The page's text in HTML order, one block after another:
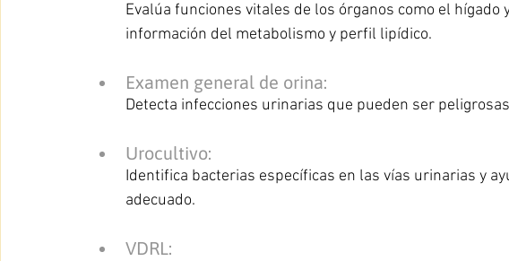
Evalúa funciones vitales de los órganos como el hígado
información del metabolismo y perfil lipídico.
Examen general de orina:
Detecta infecciones urinarias que pueden ser
Urocultivo:
Identifica bacterias específicas en las vías urinarias y
adecuado.
VDRL: